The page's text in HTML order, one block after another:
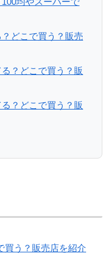
どこで買う？販売
？どこで買う？販
？どこで買う？販
買う？販売店を紹介